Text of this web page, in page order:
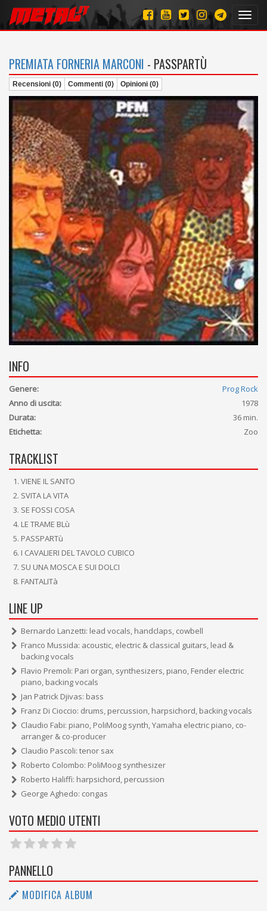
PREMIATA FORNERIA MARCONI - PASSPARTÙ
Recensioni (0) Commenti (0) Opinioni (0)
INFO
Genere:
Prog Rock
Anno di uscita:
1978
Durata:
36 min.
Etichetta:
Zoo
TRACKLIST
VIENE IL SANTO
SVITA LA VITA
SE FOSSI COSA
LE TRAME BLù
PASSPARTù
I CAVALIERI DEL TAVOLO CUBICO
SU UNA MOSCA E SUI DOLCI
FANTALITà
LINE UP
Bernardo Lanzetti: lead vocals, handclaps, cowbell
Franco Mussida: acoustic, electric & classical guitars, lead &
backing vocals
Flavio Premoli: Pari organ, synthesizers, piano, Fender electric
piano, backing vocals
Jan Patrick Djivas: bass
Franz Di Cioccio: drums, percussion, harpsichord, backing vocals
Claudio Fabi: piano, PoliMoog synth, Yamaha electric piano, co-
arranger & co-producer
Claudio Pascoli: tenor sax
Roberto Colombo: PoliMoog synthesizer
Roberto Haliffi: harpsichord, percussion
George Aghedo: congas
VOTO MEDIO UTENTI
PANNELLO
MODIFICA ALBUM